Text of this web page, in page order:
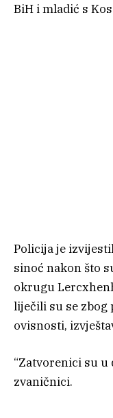
BiH i mladić s
Policija je
sinoć nakon što
okrugu
liječili su se zbog
ovisnosti,
“Zatvorenici su u
zvaničnici.